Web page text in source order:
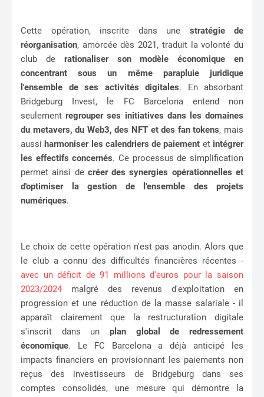
Cette opération, inscrite dans une stratégie de
réorganisation, amorcée dès 2021, traduit la volonté du
club de rationaliser son modèle économique en
concentrant sous un même parapluie juridique
l'ensemble de ses activités digitales. En absorbant
Bridgeburg Invest, le FC Barcelona entend non
seulementregrouper ses initiatives dans les domaines
du metavers, du Web3, des NFT et des fan tokens, mais
aussi harmoniser les calendriers de paiement et intégrer
les effectifs concernés. Ce processus de simplification
permet ainsi de créer des synergies opérationnelles et
d'optimiser la gestion de l'ensemble des projets
numériques.
Le choix de cette opération n'est pas anodin. Alors que
le club a connu des difficultés financières récentes -
avec un déficit de 91 millions d'euros pour la saison
2023/2024 malgré des revenus d'exploitation en
progression et une réduction de la masse salariale - il
apparaît clairement que la restructuration digitale
s'inscrit dans un plan global de redressement
économique. Le FC Barcelona a déjà anticipé les
impacts financiers en provisionnant les paiements non
reçus des investisseurs de Bridgeburg dans ses
comptes consolidés, une mesure qui démontre la